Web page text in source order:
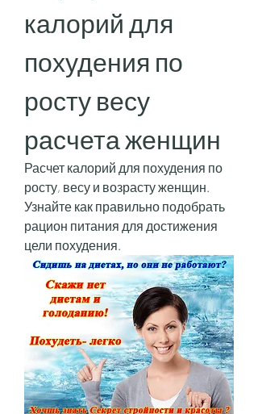
калорий для
похудения по
росту весу
расчета женщин
Расчет калорий для похудения по
росту, весу и возрасту женщин.
Узнайте как правильно подобрать
рацион питания для достижения
цели похудения.